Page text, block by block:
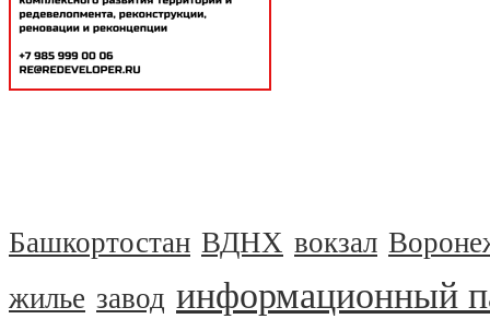
Башкортостан ВДНХ вокзал
жилье завод информационный